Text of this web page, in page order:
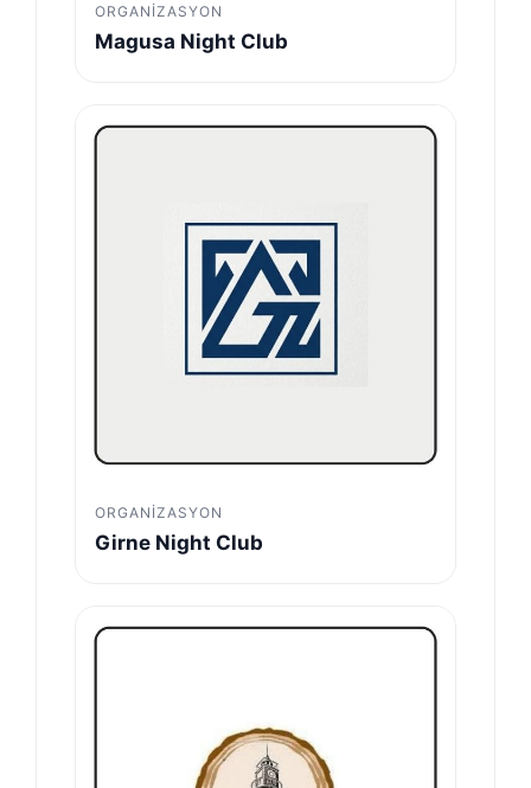
ORGANIZASYON
Magusa Night Club
ORGANIZASYON
Girne Night Club